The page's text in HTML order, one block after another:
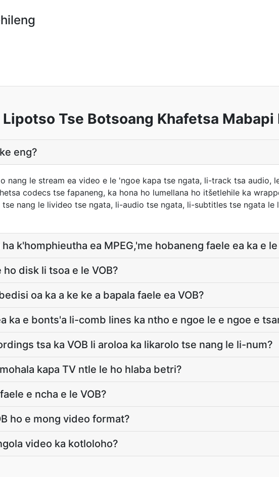
Lipotso Tse Botsoang Khafetsa Mabapi
eng?
nang le stream ea video e le 'ngoe kapa tse ngata, li-track tsa audio,
codecs tse fapaneng, ka hona ho lumellana ho itšetlehile ka
tse nang le livideo tse ngata, li-audio tse ngata, li-subtitles tse ngata
k'homphieutha ea MPEG,'me hobaneng faele ea ka e
disk li tsoa e le VOB?
oa ka a ke ke a bapala faele ea VOB?
ka e bonts'a li-comb lines ka ntho e ngoe le e ngoe e
tsa ka VOB li aroloa ka likarolo tse nang le li-num?
kapa TV ntle le ho hlaba betri?
e ncha e le VOB?
ho e mong video format?
video ka kotloloho?